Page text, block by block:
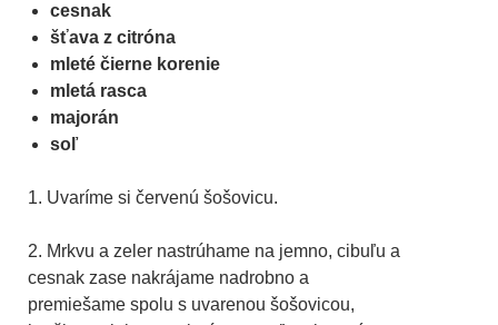
cesnak
šťava z citróna
mleté čierne korenie
mletá rasca
majorán
soľ
1. Uvaríme si červenú šošovicu.
2. Mrkvu a zeler nastrúhame na jemno, cibuľu a
cesnak zase nakrájame nadrobno a
premiešame spolu s uvarenou šošovicou,